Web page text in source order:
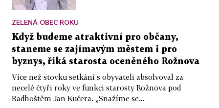
ZELENÁ OBEC ROKU
Když budeme atraktivní pro občany,
staneme se zajímavým městem i pro
byznys, říká starosta oceněného Rožnova
Více než stovku setkání s obyvateli absolvoval za
necelé čtyři roky ve funkci starosty Rožnova pod
Radhoštěm Jan Kučera. „Snažíme se...